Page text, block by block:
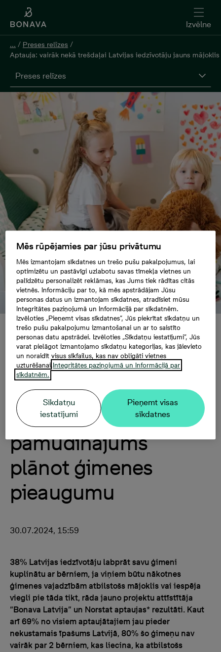
Izvēlne
... / Preses relīzes /
Aptauja: vairāk nekā trešdaļai Latvijas iedzīvotāju jauns
Preses relīzes
Aptauja: vairāk nekā
trešdaļai Latvijas
iedzīvotāju jauns
mājoklis būtu
pamudinājums
plānot ģimenes
pieaugumu
30.07.2024, 15:59
38% Latvijas iedzīvotāju labprāt savu ģimeni
kuplinātu ar bērniem, ja viņiem būtu nākotnes
ģimenes vajadzībām atbilstošs mājoklis vai iespēja
viegli pie tāda tikt, rāda jauno projektu attīstītāja
“Bonava Latvija” un Norstat aptaujas* rezultāti. Kaut
arī 69% no visiem aptaujātajiem jau pieder
nekustamais īpašums Latvijā, 80% šo ģimeņu nav
vairāk par 2 bērniem, kas liecina, ka atbilstošs
Mēs rūpējamies par jūsu privātumu
Mēs izmantojam sīkdatnes un trešo pušu pakalpojumus, lai
optimizētu un pastāvīgi uzlabotu savas tīmekļa vietnes un
palīdzētu personalizēt reklāmas, kas Jums tiek rādītas citās
vietnēs. Informāciju par to, kā mēs apstrādājam Jūsu
personas datus un izmantojam sīkdatnes, atradīsiet mūsu
Integritātes paziņojumā un Informācijā par sīkdatnēm.
Izvēloties „Pieņemt visas sīkdatnes”, Jūs piekrītat sīkdatņu un
trešo pušu pakalpojumu izmantošanai un ar to saistīto
personas datu apstrādei. Izvēloties „Sīkdatņu iestatījumi”, Jūs
varat pielāgot izmantojamo sīkdatņu kategorijas, kas jāievieto
un noraidīt visus sīkfailus, kas nav obligāti vietnes
uzturēšanai.Integritātes paziņojumā un Informācijā par
sīkdatnēm.
Sīkdatņu
iestatījumi
Pieņemt visas
sīkdatnes